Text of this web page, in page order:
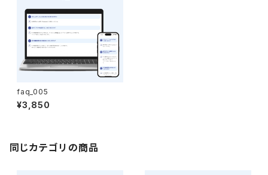
faq_005
¥3,850
同じカテゴリの商品